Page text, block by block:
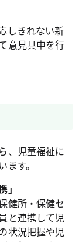
しきれない新
意見具申を行
、児童福祉に
す。
」
健所・保健セ
と連携して児
状況把握や児